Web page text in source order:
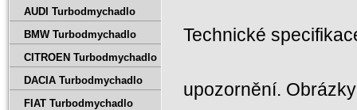
Technické
upozornění.
AUDI Turbodmychadlo
BMW Turbodmychadlo
CITROEN Turbodmychadlo
DACIA Turbodmychadlo
FIAT Turbodmychadlo